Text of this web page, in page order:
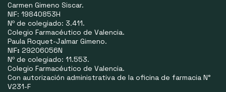
Carmen Gimeno Siscar.
NIF: 19840853H
Nº de colegiado: 3.411.
Colegio Farmacéutico de Valencia.
Paula Roquet-Jalmar Gimeno.
NIF: 29206056N
Nº de colegiado: 11.553.
Colegio Farmacéutico de Valencia.
Con autorización administrativa de la oficina de farmacia N°
V231-F